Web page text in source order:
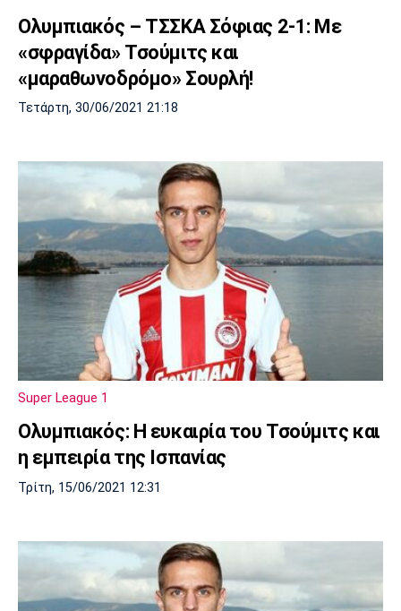
Ολυμπιακός – ΤΣΣΚΑ Σόφιας 2-1: Με
«σφραγίδα» Τσούμιτς και
«μαραθωνοδρόμο» Σουρλή!
Τετάρτη, 30/06/2021 21:18
Super League 1
Ολυμπιακός: Η ευκαιρία του Τσούμιτς και
η εμπειρία της Ισπανίας
Τρίτη, 15/06/2021 12:31